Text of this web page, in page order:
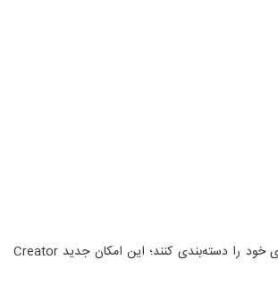
اینستاگرام به تازگی قابلیتی اضافه کرده است که به پیج‌های تجاری (Business Accounts) این امکان را می‌دهد تا اطلاعات تماس خود را از دید مخاطبان مخفی کرده و دایرکت‌های خود را دسته‌بندی کنند؛ این امکان جدید Creator